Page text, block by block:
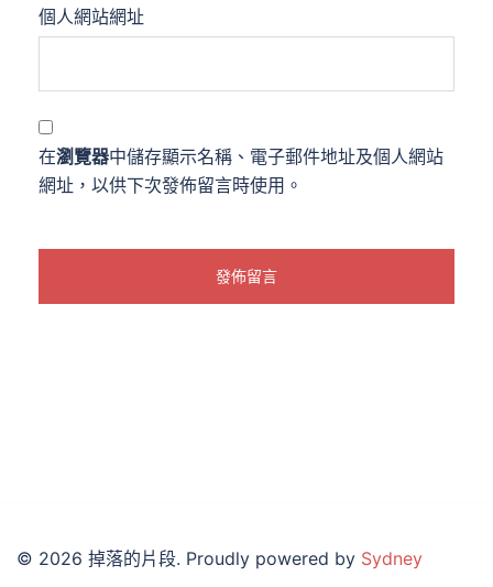
個人網站網址
在瀏覽器中儲存顯示名稱、電子郵件地址及個人網站
網址，以供下次發佈留言時使用。
© 2026 掉落的片段. Proudly powered by Sydney